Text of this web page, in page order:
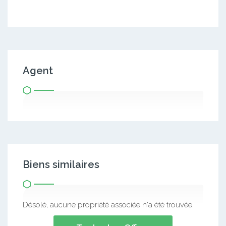
Agent
Biens similaires
Désolé, aucune propriété associée n'a été trouvée.